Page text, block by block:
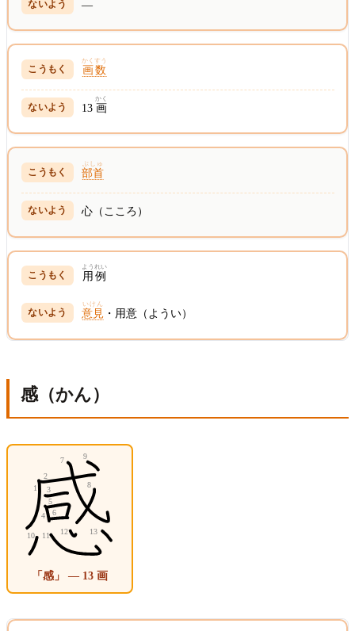
—
画数
かくすう
13 画
かく
部首
ぶしゅ
心（こころ）
用例
ようれい
意見
いけん
・用意（ようい）
感（かん）
「感」 — 13 画